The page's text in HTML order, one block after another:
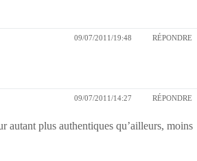
09/07/2011/19:48 RÉPONDRE
09/07/2011/14:27 RÉPONDRE
autant plus authentiques qu’ailleurs, moins